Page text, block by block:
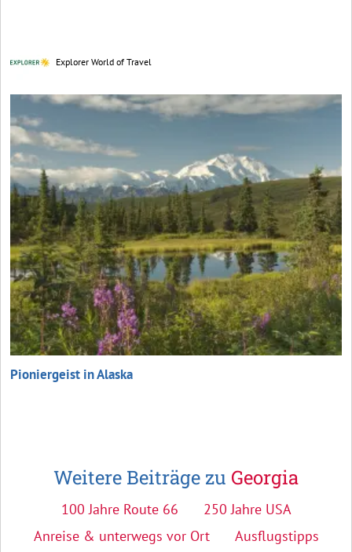
Explorer World of Travel
Pioniergeist in Alaska
Weitere Beiträge zu Georgia
100 Jahre Route 66
250 Jahre USA
Anreise & unterwegs vor Ort
Ausflugstipps